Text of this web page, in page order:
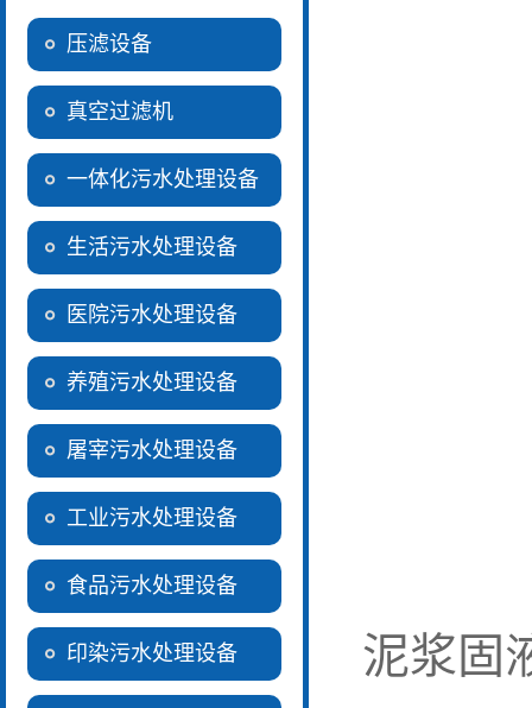
压滤设备
真空过滤机
一体化污水处理设备
生活污水处理设备
医院污水处理设备
养殖污水处理设备
屠宰污水处理设备
工业污水处理设备
食品污水处理设备
印染污水处理设备
泥浆固